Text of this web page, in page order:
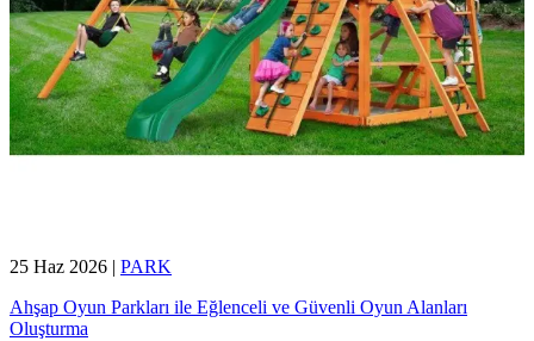
25 Haz 2026 | PARK
Ahşap Oyun Parkları ile Eğlenceli ve Güvenli Oyun Alanları
Oluşturma